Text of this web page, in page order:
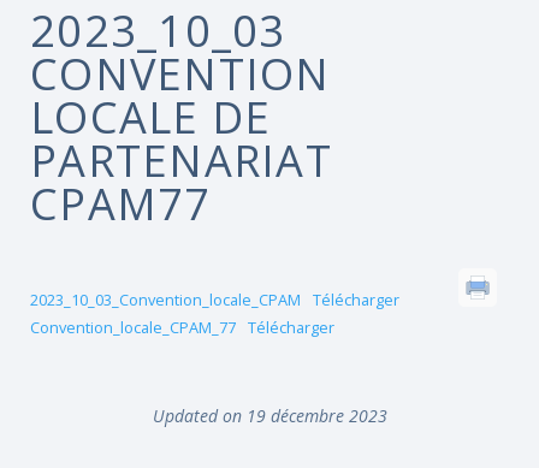
2023_10_03
CONVENTION
LOCALE DE
PARTENARIAT
CPAM77
2023_10_03_Convention_locale_CPAM
Télécharger
Convention_locale_CPAM_77 Télécharger
Updated on 19 décembre 2023